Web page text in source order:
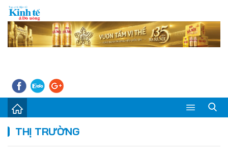
Kinh tế - Tiêu dùng
THỊ TRƯỜNG